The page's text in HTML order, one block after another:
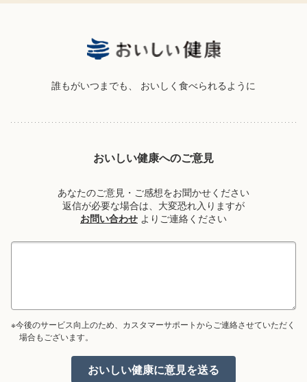
誰もがいつまでも、 おいしく食べられるように
おいしい健康へのご意見
あなたのご意見・ご感想をお聞かせください
返信が必要な場合は、大変恐れ入りますが
お問い合わせ よりご連絡ください
※今後のサービス向上のため、カスタマーサポートからご連絡させていただく
場合もございます。